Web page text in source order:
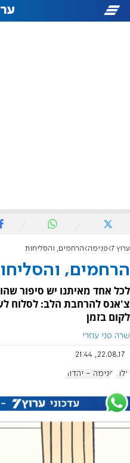
ערוץ 7 פנימה הרחמים, והסליחות
הרחמים,
לכל אחד מאיתנו יש סיפור
צ'אנס להרחבת הלב: לסלוח
לקום בזמן
שרה פני עוזרי
22.08.17, 21:44
אלול פנימה - יהדות